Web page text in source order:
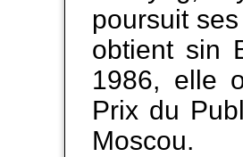
poursuit
obtient sin
1986, elle
Prix du
Moscou.